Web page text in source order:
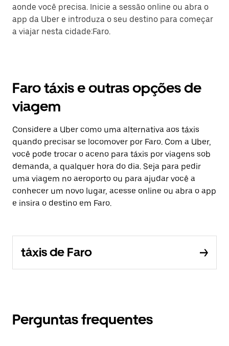
aonde você precisa. Inicie a sessão online ou abra o
app da Uber e introduza o seu destino para começar
a viajar nesta cidade:Faro.
Faro táxis e outras opções de
viagem
Considere a Uber como uma alternativa aos táxis
quando precisar se locomover por Faro. Com a Uber,
você pode trocar o aceno para táxis por viagens sob
demanda, a qualquer hora do dia. Seja para pedir
uma viagem no aeroporto ou para ajudar você a
conhecer um novo lugar, acesse online ou abra o app
e insira o destino em Faro.
táxis de Faro
Perguntas frequentes